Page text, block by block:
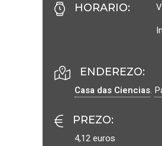
HORARIO:
ENDEREZO:
Casa das Ciencias.
PREZO:
4,12 euros